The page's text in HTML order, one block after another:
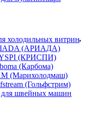
холодильных витрин
(АРИАДА)
(КРИСПИ)
(Карбома)
(Марихолодмаш)
(Гольфстрим)
для швейных машин